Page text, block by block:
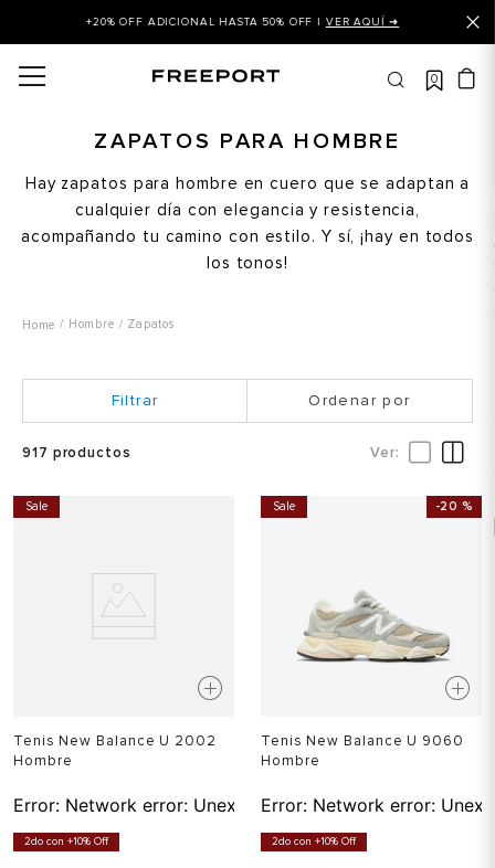
+20% OFF ADICIONAL HASTA 50% OFF | VER AQUÍ ➜
0
ZAPATOS PARA HOMBRE
Hay zapatos para hombre en cuero que se adaptan a
cualquier día con elegancia y resistencia,
acompañando tu camino con estilo. Y sí, ¡hay en todos
los tonos!
Hombre Zapatos
Ordenar por
917 productos
Sale
Tenis New Balance U 2002
Hombre
Error: Network error: Unexpected token T in JSON at
2do con +10% Off
Sale -20 %
Tenis New Balance U 9060
Hombre
Error: Network error:
2do con +10% Off
balance 327